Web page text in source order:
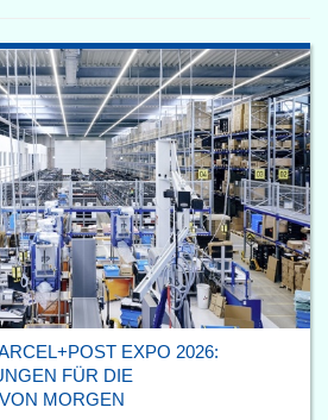
EXPO 2026:
FÜR DIE
MORGEN